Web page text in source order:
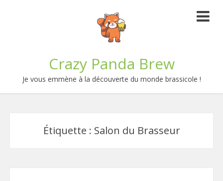
Crazy Panda Brew
Je vous emmène à la découverte du monde brassicole !
Étiquette : Salon du Brasseur